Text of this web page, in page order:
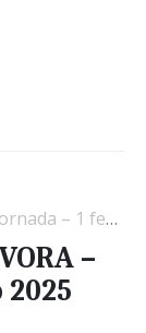
fevereiro 2025
–